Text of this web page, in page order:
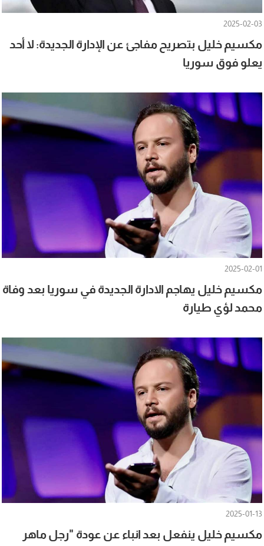
2025-02-03
مكسيم خليل بتصريح مفاجئ عن الإدارة الجديدة: لا أحد
يعلو فوق سوريا
2025-02-01
مكسيم خليل يهاجم الادارة الجديدة في سوريا بعد وفاة
محمد لؤي طيارة
2025-01-13
مكسيم خليل ينفعل بعد انباء عن عودة "رجل ماهر